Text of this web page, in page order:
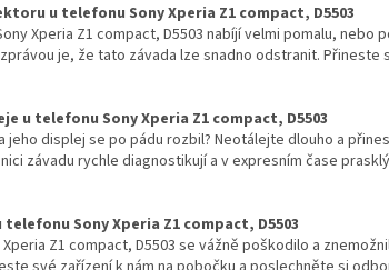
u telefonu Sony Xperia Z1 compact, D5503
Xperia Z1 compact, D5503 nabíjí velmi pomalu,
je, že tato závada lze snadno odstranit.
u telefonu Sony Xperia Z1 compact, D5503
jeho displej se po pádu rozbil? Neotálejte dlouho a
závadu rychle diagnostikují a v expresním čase
Sony Xperia Z1 compact, D5503
Z1 compact, D5503 se vážně poškodilo a